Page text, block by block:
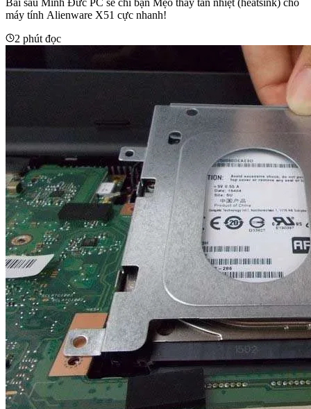
máy tính Alienware X51 cực nhanh!
2 phút đọc